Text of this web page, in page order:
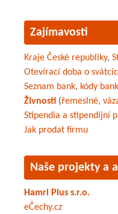
Zajímavosti
Kraje České republiky,
Otevírací doba o
Seznam bank, kódy bank
Živnosti (řemeslné,
Stipendia a stipendijní
Jak prodat firmu
Naše projekty a
Hamri Plus s.r.o.
eČechy.cz